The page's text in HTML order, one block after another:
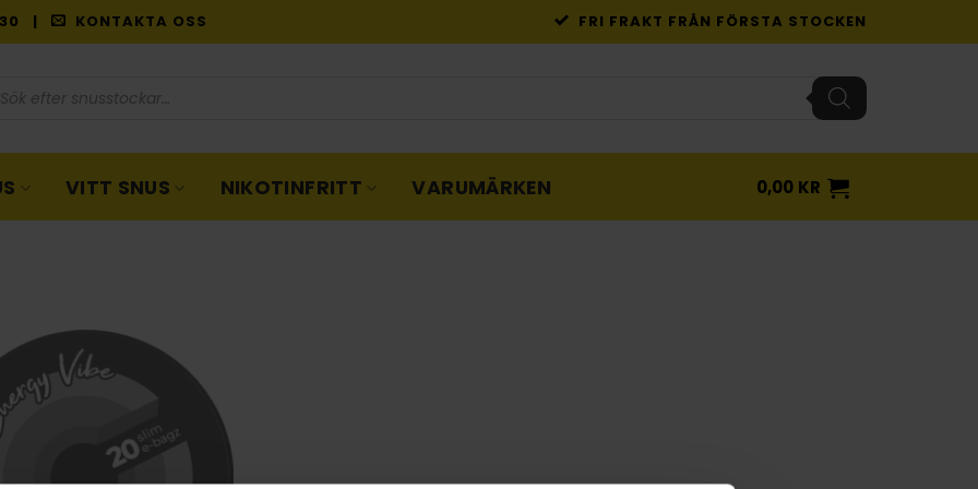
| KONTAKTA OSS FRI FRAKT FRÅN FÖRSTA STOCKEN
VITT SNUS NIKOTINFRITT VARUMÄRKEN 0,00 KR